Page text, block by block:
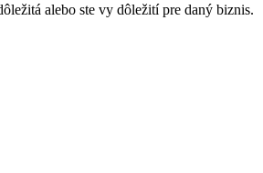
alebo ste vy dôležití pre daný biznis.